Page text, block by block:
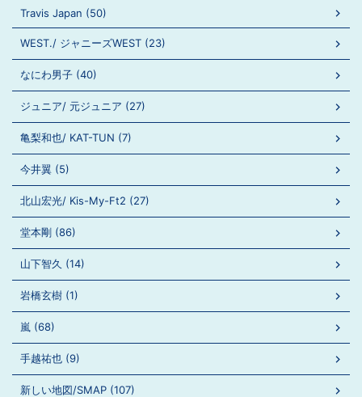
Travis Japan (50)
WEST./ ジャニーズWEST (23)
なにわ男子 (40)
ジュニア/ 元ジュニア (27)
亀梨和也/ KAT-TUN (7)
今井翼 (5)
北山宏光/ Kis-My-Ft2 (27)
堂本剛 (86)
山下智久 (14)
岩橋玄樹 (1)
嵐 (68)
手越祐也 (9)
新しい地図/SMAP (107)